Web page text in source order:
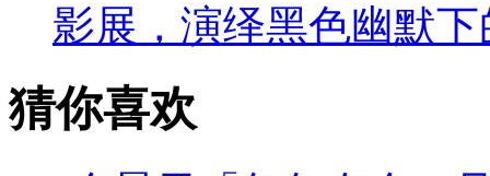
影展，演绎黑色幽默
猜你喜欢